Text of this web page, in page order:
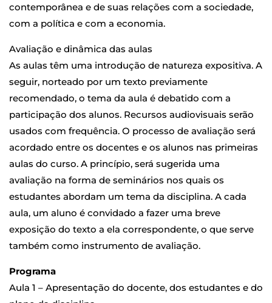
contemporânea e de suas relações com a sociedade,
com a política e com a economia.
Avaliação e dinâmica das aulas
As aulas têm uma introdução de natureza expositiva. A
seguir, norteado por um texto previamente
recomendado, o tema da aula é debatido com a
participação dos alunos. Recursos audiovisuais serão
usados com frequência. O processo de avaliação será
acordado entre os docentes e os alunos nas primeiras
aulas do curso. A princípio, será sugerida uma
avaliação na forma de seminários nos quais os
estudantes abordam um tema da disciplina. A cada
aula, um aluno é convidado a fazer uma breve
exposição do texto a ela correspondente, o que serve
também como instrumento de avaliação.
Programa
Aula 1 – Apresentação do docente, dos estudantes e do